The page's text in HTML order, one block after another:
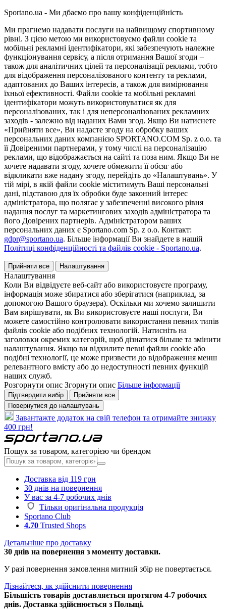
Sportano.ua - Ми дбаємо про вашу конфіденційність
Ми прагнемо надавати послуги на найвищому спортивному
рівні. З цією метою ми використовуємо файли cookie та
мобільні рекламні ідентифікатори, які забезпечують належне
функціонування сервісу, а після отримання Вашої згоди –
також для аналітичних цілей та персоналізації реклами, тобто
для відображення персоналізованого контенту та реклами,
адаптованих до Ваших інтересів, а також для вимірювання
їхньої ефективності. Файли cookie та мобільні рекламні
ідентифікатори можуть використовуватися як для
персоналізованих, так і для неперсоналізованих рекламних
заходів - залежно від наданих Вами згод. Якщо Ви натиснете
«Прийняти все», Ви надасте згоду на обробку ваших
персональних даних компанією SPORTANO.COM Sp. z o.o. та
її Довіреними партнерами, у тому числі на персоналізацію
реклами, що відображається на сайті та поза ним. Якщо Ви не
хочете надавати згоду, хочете обмежити її обсяг або
відкликати вже надану згоду, перейдіть до «Налаштувань». У
тій мірі, в якій файли cookie міститимуть Ваші персональні
дані, підставою для їх обробки буде законний інтерес
адміністратора, що полягає у забезпеченні високого рівня
надання послуг та маркетингових заходів адміністратора та
його Довірених партнерів. Адміністратором ваших
персональних даних є Sportano.com Sp. z o.o. Контакт:
gdpr@sportano.ua. Більше інформації Ви знайдете в нашій
Політиці конфіденційності та файлів cookie - Sportano.ua.
Прийняти все Налаштування
Налаштування
Коли Ви відвідуєте веб-сайт або використовуєте програму,
інформація може збиратися або зберігатися (наприклад, за
допомогою Вашого браузера). Оскільки ми хочемо залишити
Вам вирішувати, як Ви використовуєте наші послуги, Ви
можете самостійно контролювати використання певних типів
файлів cookie або подібних технологій. Натисніть на
заголовки окремих категорій, щоб дізнатися більше та змінити
налаштування. Якщо ви відхилите певні файли cookie або
подібні технології, це може призвести до відображення менш
релевантного вмісту або до недоступності певних функцій
наших служб.
Розгорнути опис Згорнути опис Більше інформації
Підтвердити вибір
Прийняти все
Повернутися до налаштувань
Завантажте додаток на свій телефон та отримайте знижку
400 грн!
Пошук за товаром, категорією чи брендом
Доставка від 119 грн
30 днів на повернення
У вас за 4-7 робочих днів
Тільки оригінальна продукція
Sportano Club
4.70 Trusted Shops
Детальніше про доставку
30 днів на повернення з моменту доставки.
У разі повернення замовлення митний збір не повертається.
Дізнайтеся, як здійснити повернення
Більшість товарів доставляється протягом 4-7 робочих
днів. Доставка здійснюється з Польщі.